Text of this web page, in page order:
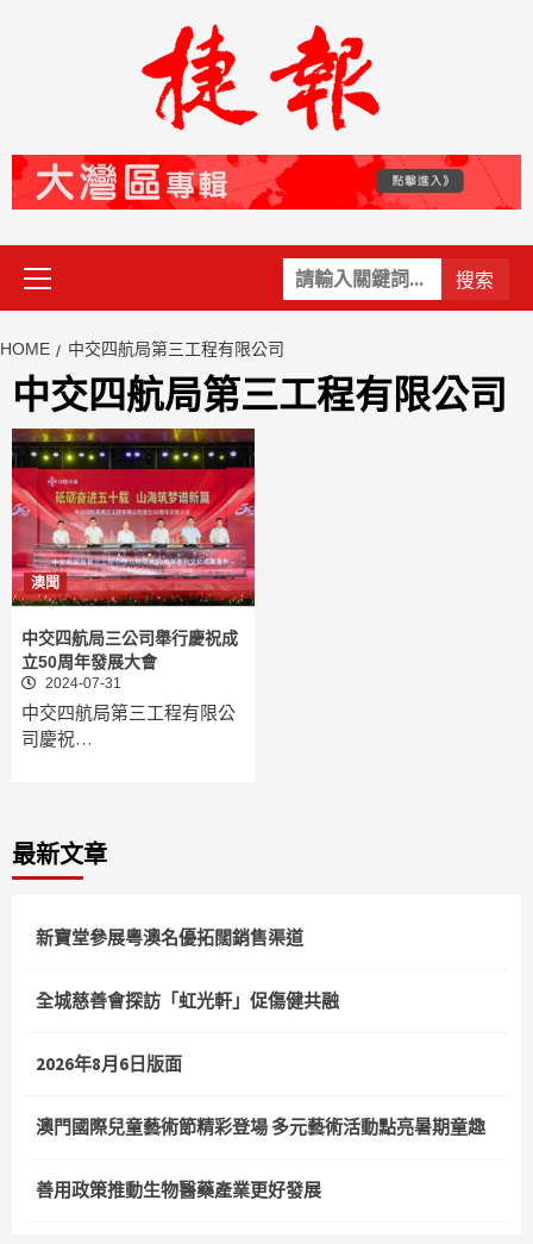
關
鍵
Primary
Menu
HOME 中交四航局第三工程有限公司
中交四航局第三工程有限公司
澳聞
中交四航局三公司舉行慶祝成
立50周年發展大會
2024-07-31
中交四航局第三工程有限公
司慶祝…
最新文章
新寶堂參展粵澳名優拓闊銷售渠道
全城慈善會探訪「虹光軒」促傷健共融
2026年8月6日版面
澳門國際兒童藝術節精彩登場 多元藝術活動點亮暑期童趣
善用政策推動生物醫藥產業更好發展